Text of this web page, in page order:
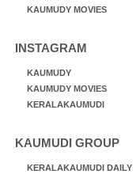
KAUMUDY MOVIES
INSTAGRAM
KAUMUDY
KAUMUDY MOVIES
KERALAKAUMUDI
KAUMUDI GROUP
KERALAKAUMUDI DAILY